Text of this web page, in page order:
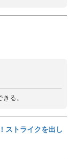
る。
ストライクを出し